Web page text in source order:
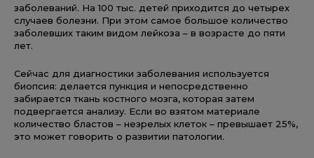
заболеваний. На 100 тыс. детей приходится до четырех
случаев болезни. При этом самое большое количество
заболевших таким видом лейкоза – в возрасте до пяти
лет.
Сейчас для диагностики заболевания используется
биопсия: делается пункция и непосредственно
забирается ткань костного мозга, которая затем
подвергается анализу. Если во взятом материале
количество бластов – незрелых клеток – превышает 25%,
это может говорить о развитии патологии.